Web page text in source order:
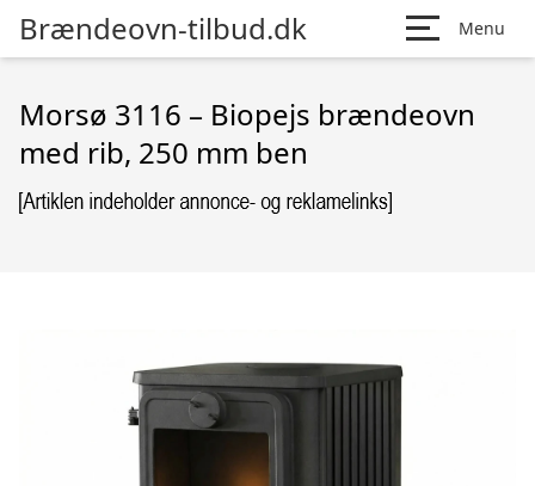
Brændeovn-tilbud.dk Menu
Morsø 3116 – Biopejs brændeovn
med rib, 250 mm ben